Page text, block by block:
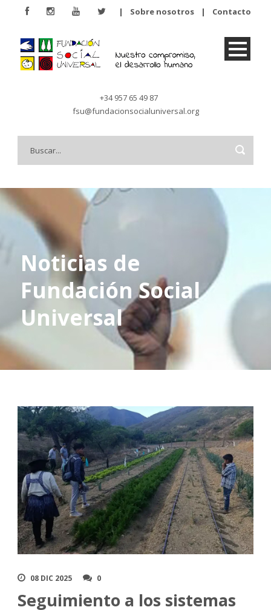
| Sobre nosotros | Contacto
+34 957 65 49 87
fsu@fundacionsocialuniversal.org
Noticias de
Fundación Social
Universal
08 DIC 2025 0
Seguimiento a los sistemas